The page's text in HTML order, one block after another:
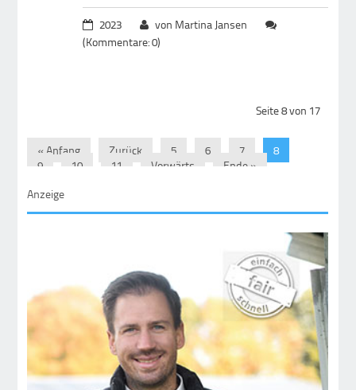
2023
von Martina Jansen
(Kommentare: 0)
Seite 8 von 17
« Anfang Zurück 5 6 7
8
9
10 11 Vorwärts
Ende »
Anzeige